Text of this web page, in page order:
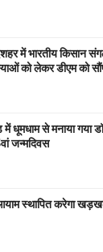
में भारतीय किसान
को लेकर डीएम को
में धूमधाम से मनाया गया
जन्मदिवस
स्थापित करेगा